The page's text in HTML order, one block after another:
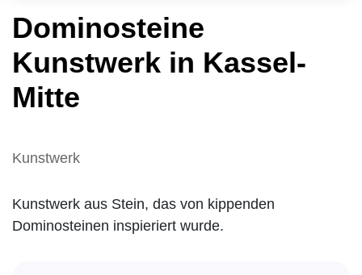
Dominosteine
Kunstwerk in Kassel-
Mitte
Kunstwerk
Kunstwerk aus Stein, das von kippenden
Dominosteinen inspieriert wurde.